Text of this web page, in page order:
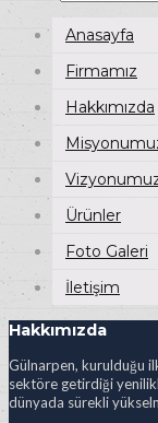
Anasayfa
Firmamız
Hakkımızda
Ürünler
Foto Galeri
İletişim
Hakkımızda
Gülnarpen, kurulduğu
sektöre getirdiği
dünyada sürekli